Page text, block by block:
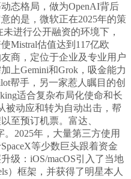
态格局，做为OpenAI背后
的是，微软正在2025年的策
进行公开融资的环境下，
Mistral估值达到117亿欧
商，定位于企业及专业用户
上Gemini和Grok，吸金能力
帮手，另一家惹人瞩目的创
适合复杂布局化使命和长
被动应和转为自动出击，帮
至预订机票。富达、
。2025年，大量第三方使用
等少数巨头跟着资金
级：iOS/macOS引入了当地
）框架，并获得了明星本人